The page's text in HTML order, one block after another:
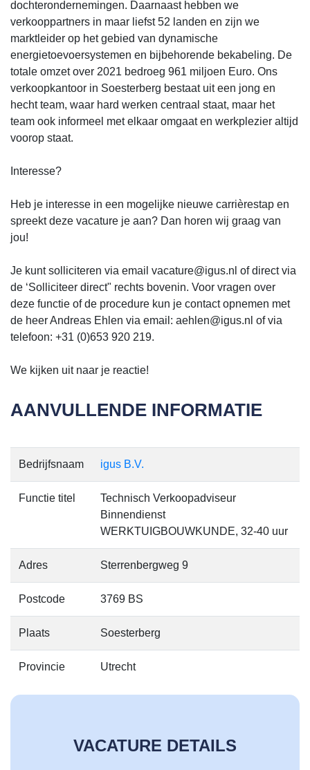
dochterondernemingen. Daarnaast hebben we
verkooppartners in maar liefst 52 landen en zijn we
marktleider op het gebied van dynamische
energietoevoersystemen en bijbehorende bekabeling. De
totale omzet over 2021 bedroeg 961 miljoen Euro. Ons
verkoopkantoor in Soesterberg bestaat uit een jong en
hecht team, waar hard werken centraal staat, maar het
team ook informeel met elkaar omgaat en werkplezier altijd
voorop staat.
Interesse?
Heb je interesse in een mogelijke nieuwe carrièrestap en
spreekt deze vacature je aan? Dan horen wij graag van
jou!
Je kunt solliciteren via email vacature@igus.nl of direct via
de ‘Solliciteer direct" rechts bovenin. Voor vragen over
deze functie of de procedure kun je contact opnemen met
de heer Andreas Ehlen via email: aehlen@igus.nl of via
telefoon: +31 (0)653 920 219.
We kijken uit naar je reactie!
AANVULLENDE INFORMATIE
Bedrijfsnaam igus B.V.
Functie titel
Technisch Verkoopadviseur
Binnendienst
WERKTUIGBOUWKUNDE, 32-40 uur
Adres Sterrenbergweg 9
Postcode 3769 BS
Plaats Soesterberg
Provincie Utrecht
VACATURE DETAILS